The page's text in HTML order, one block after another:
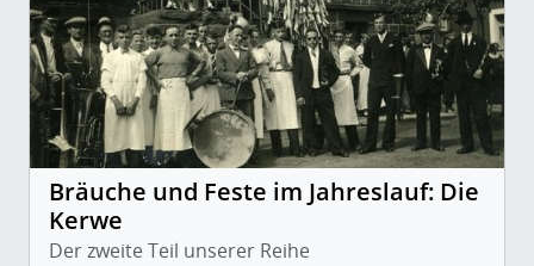
Bräuche und Feste im Jahreslauf: Die
Kerwe
Der zweite Teil unserer Reihe